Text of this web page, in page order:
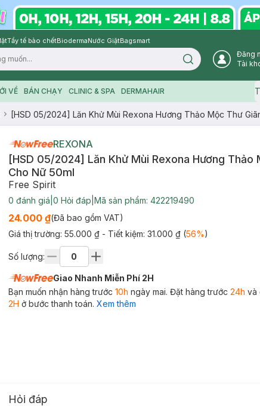
Tẩy tế bào chếtBiodermaNước GiặtBagsmart
Search icon
Đăng
Tài
VỀ BÁN CHẠY CLINIC & SPA DERMAHAIR
[HSD 05/2024] Lăn Khử Mùi Rexona Hương Thảo Mộc Thư
REXONA
[HSD 05/2024] Lăn Khử Mùi Rexona Hương Thảo
Cho Nữ 50ml
Free Spirit
0 đánh giá 0 Hỏi đáp Mã sản phẩm: 422219490
24.000 ₫(Đã bao gồm VAT)
Giá thị trường: 55.000 ₫ - Tiết kiệm: 31.000 ₫(56%)
Số lượng:
Giao Nhanh Miễn Phí 2H
Bạn muốn nhận hàng trước 10h ngày mai. Đặt hàng trước 24h và
2H ở bước thanh toán. Xem thêm
Hỏi đáp